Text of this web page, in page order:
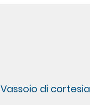
Vassoio di cortesia